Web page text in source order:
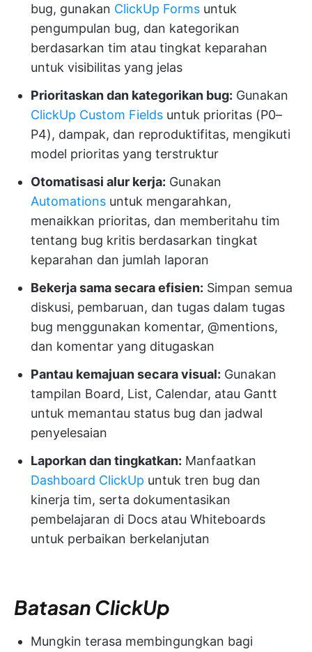
bug, gunakan ClickUp Forms untuk
pengumpulan bug, dan kategorikan
berdasarkan tim atau tingkat keparahan
untuk visibilitas yang jelas
Prioritaskan dan kategorikan bug: Gunakan
ClickUp Custom Fields untuk prioritas (P0–
P4), dampak, dan reproduktifitas, mengikuti
model prioritas yang terstruktur
Otomatisasi alur kerja: Gunakan
Automations untuk mengarahkan,
menaikkan prioritas, dan memberitahu tim
tentang bug kritis berdasarkan tingkat
keparahan dan jumlah laporan
Bekerja sama secara efisien: Simpan semua
diskusi, pembaruan, dan tugas dalam tugas
bug menggunakan komentar, @mentions,
dan komentar yang ditugaskan
Pantau kemajuan secara visual: Gunakan
tampilan Board, List, Calendar, atau Gantt
untuk memantau status bug dan jadwal
penyelesaian
Laporkan dan tingkatkan: Manfaatkan
Dashboard ClickUp untuk tren bug dan
kinerja tim, serta dokumentasikan
pembelajaran di Docs atau Whiteboards
untuk perbaikan berkelanjutan
Batasan ClickUp
Mungkin terasa membingungkan bagi